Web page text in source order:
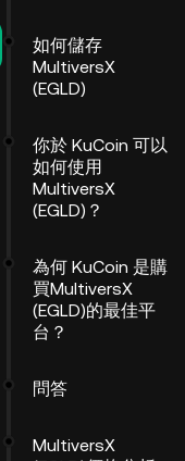
如何儲存
MultiversX
(EGLD)
你於 KuCoin 可以
如何使用
MultiversX
(EGLD)？
為何 KuCoin 是購
買MultiversX
(EGLD)的最佳平
台？
問答
MultiversX